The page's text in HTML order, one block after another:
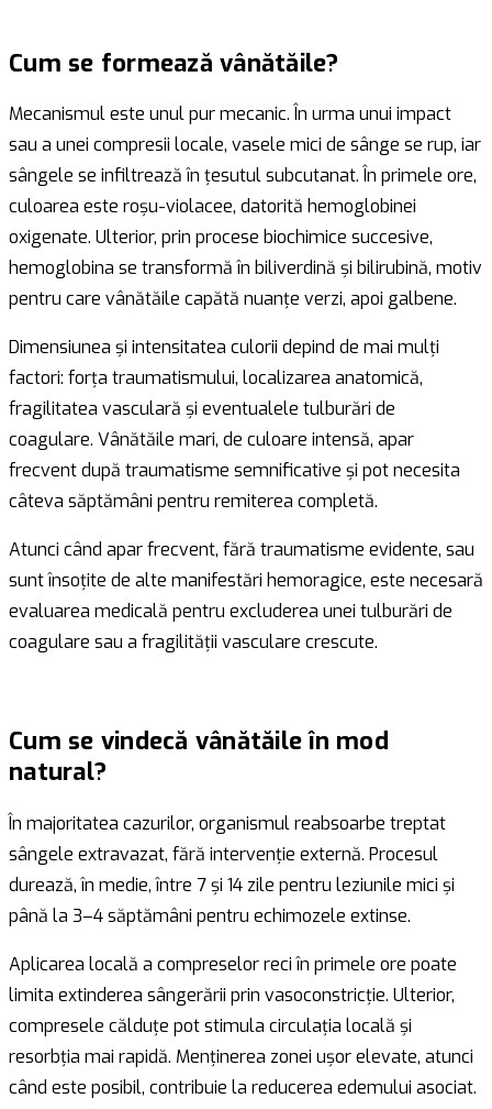
Cum se formează vânătăile?
Mecanismul este unul pur mecanic. În urma unui impact
sau a unei compresii locale, vasele mici de sânge se rup, iar
sângele se infiltrează în țesutul subcutanat. În primele ore,
culoarea este roșu-violacee, datorită hemoglobinei
oxigenate. Ulterior, prin procese biochimice succesive,
hemoglobina se transformă în biliverdină și bilirubină, motiv
pentru care vânătăile capătă nuanțe verzi, apoi galbene.
Dimensiunea și intensitatea culorii depind de mai mulți
factori: forța traumatismului, localizarea anatomică,
fragilitatea vasculară și eventualele tulburări de
coagulare. Vânătăile mari, de culoare intensă, apar
frecvent după traumatisme semnificative și pot necesita
câteva săptămâni pentru remiterea completă.
Atunci când apar frecvent, fără traumatisme evidente, sau
sunt însoțite de alte manifestări hemoragice, este necesară
evaluarea medicală pentru excluderea unei tulburări de
coagulare sau a fragilității vasculare crescute.
Cum se vindecă vânătăile în mod
natural?
În majoritatea cazurilor, organismul reabsoarbe treptat
sângele extravazat, fără intervenție externă. Procesul
durează, în medie, între 7 și 14 zile pentru leziunile mici și
până la 3–4 săptămâni pentru echimozele extinse.
Aplicarea locală a compreselor reci în primele ore poate
limita extinderea sângerării prin vasoconstricție. Ulterior,
compresele călduțe pot stimula circulația locală și
resorbția mai rapidă. Menținerea zonei ușor elevate, atunci
când este posibil, contribuie la reducerea edemului asociat.